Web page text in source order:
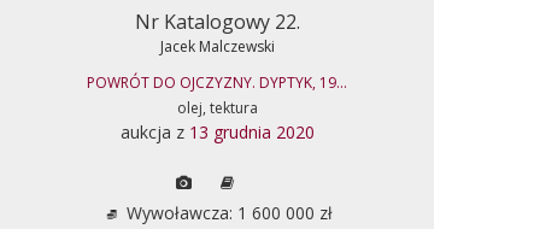
Nr Katalogowy 22.
Jacek Malczewski
POWRÓT DO OJCZYZNY. DYPTYK, 19...
olej, tektura
aukcja z 13 grudnia 2020
Wywoławcza: 1 600 000 zł